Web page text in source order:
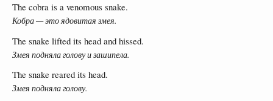
The cobra is a venomous snake.
Кобра — это ядовитая змея.
The snake lifted its head and hissed.
Змея подняла голову и зашипела.
The snake reared its head.
Змея подняла голову.